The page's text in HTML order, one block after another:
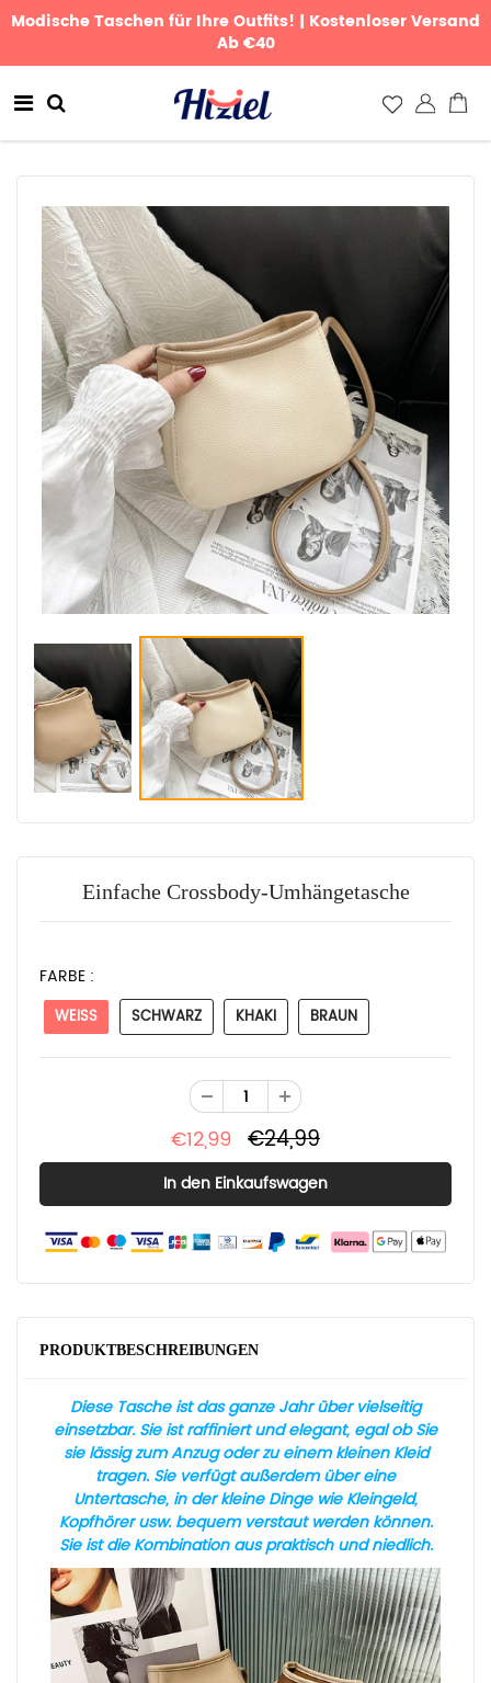
Modische Taschen für Ihre Outfits! | Kostenloser Versand
Ab €40
Einfache Crossbody-Umhängetasche
FARBE :
WEISS SCHWARZ KHAKI BRAUN
€12,99 €24,99
PRODUKTBESCHREIBUNGEN
Diese Tasche ist das ganze Jahr über vielseitig
einsetzbar. Sie ist raffiniert und elegant, egal ob Sie
sie lässig zum Anzug oder zu einem kleinen Kleid
tragen. Sie verfügt außerdem über eine
Untertasche, in der kleine Dinge wie Kleingeld,
Kopfhörer usw. bequem verstaut werden können.
Sie ist die Kombination aus praktisch und niedlich.